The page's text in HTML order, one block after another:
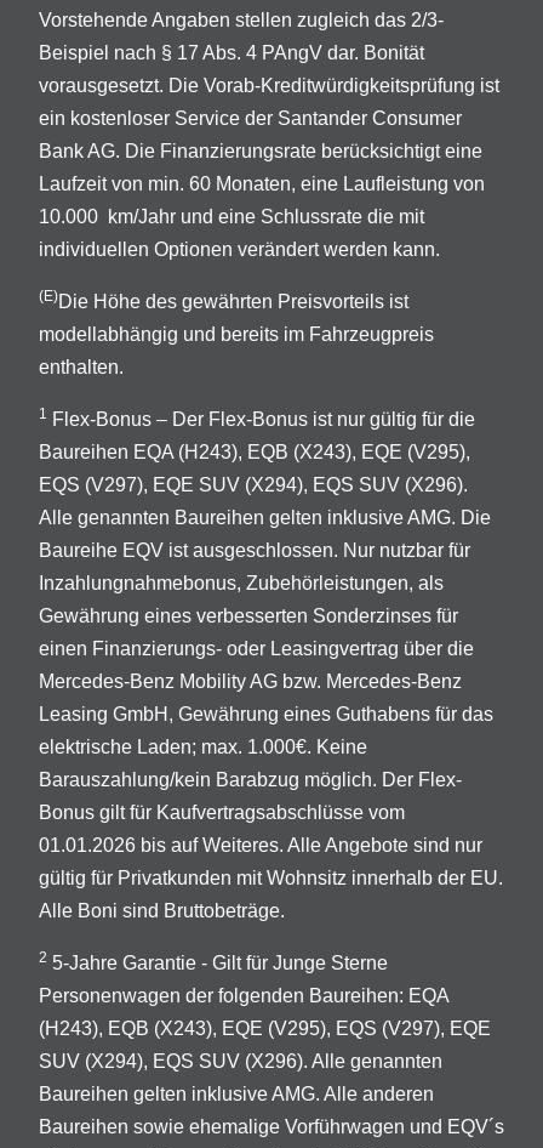
Vorstehende Angaben stellen zugleich das 2/3-
Beispiel nach § 17 Abs. 4 PAngV dar. Bonität
vorausgesetzt. Die Vorab-Kreditwürdigkeitsprüfung ist
ein kostenloser Service der Santander Consumer
Bank AG. Die Finanzierungsrate berücksichtigt eine
Laufzeit von min. 60 Monaten, eine Laufleistung von
10.000 km/Jahr und eine Schlussrate die mit
individuellen Optionen verändert werden kann.
(E)Die Höhe des gewährten Preisvorteils ist
modellabhängig und bereits im Fahrzeugpreis
enthalten.
1 Flex-Bonus – Der Flex-Bonus ist nur gültig für die
Baureihen EQA (H243), EQB (X243), EQE (V295),
EQS (V297), EQE SUV (X294), EQS SUV (X296).
Alle genannten Baureihen gelten inklusive AMG. Die
Baureihe EQV ist ausgeschlossen. Nur nutzbar für
Inzahlungnahmebonus, Zubehörleistungen, als
Gewährung eines verbesserten Sonderzinses für
einen Finanzierungs- oder Leasingvertrag über die
Mercedes-Benz Mobility AG bzw. Mercedes-Benz
Leasing GmbH, Gewährung eines Guthabens für das
elektrische Laden; max. 1.000€. Keine
Barauszahlung/kein Barabzug möglich. Der Flex-
Bonus gilt für Kaufvertragsabschlüsse vom
01.01.2026 bis auf Weiteres. Alle Angebote sind nur
gültig für Privatkunden mit Wohnsitz innerhalb der EU.
Alle Boni sind Bruttobeträge.
2 5-Jahre Garantie - Gilt für Junge Sterne
Personenwagen der folgenden Baureihen: EQA
(H243), EQB (X243), EQE (V295), EQS (V297), EQE
SUV (X294), EQS SUV (X296). Alle genannten
Baureihen gelten inklusive AMG. Alle anderen
Baureihen sowie ehemalige Vorführwagen und EQV´s